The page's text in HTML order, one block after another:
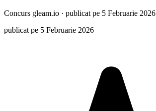
Concurs gleam.io · publicat pe 5 Februarie 2026
publicat pe 5 Februarie 2026